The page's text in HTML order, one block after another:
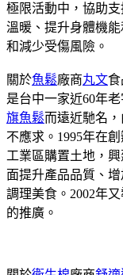
極限活動中，協助
溫暖、提升身體機
和減少受傷風險。
關於魚鬆廠商丸文食
是台中一家近60年
旗魚鬆而遠近馳名
不應求。1995年在
工業區購置土地，
面提升產品品質、
調理美食。2002年
的推廣。